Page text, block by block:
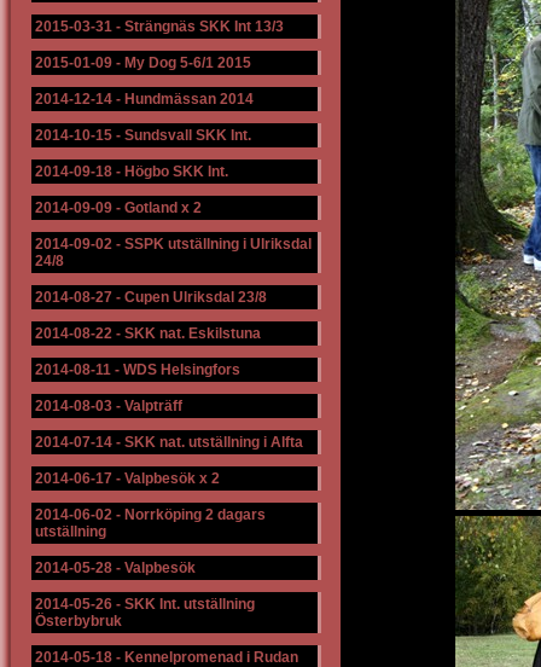
2015-03-31 - Strängnäs SKK Int 13/3
2015-01-09 - My Dog 5-6/1 2015
2014-12-14 - Hundmässan 2014
2014-10-15 - Sundsvall SKK Int.
2014-09-18 - Högbo SKK Int.
2014-09-09 - Gotland x 2
2014-09-02 - SSPK utställning i Ulriksdal
24/8
2014-08-27 - Cupen Ulriksdal 23/8
2014-08-22 - SKK nat. Eskilstuna
2014-08-11 - WDS Helsingfors
2014-08-03 - Valpträff
2014-07-14 - SKK nat. utställning i Alfta
2014-06-17 - Valpbesök x 2
2014-06-02 - Norrköping 2 dagars
utställning
2014-05-28 - Valpbesök
2014-05-26 - SKK Int. utställning
Österbybruk
2014-05-18 - Kennelpromenad i Rudan